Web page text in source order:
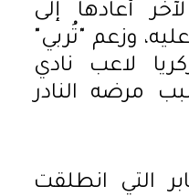
أعادها إلى
وزعم "تُربي"
لاعب نادي
مرضه النادر
التي انطلقت